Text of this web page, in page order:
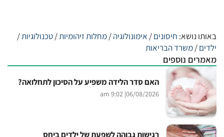
באותו נושא: חיסונים/ אימונולוגיה/מחלות זיהומיות/טכנולוגיות/
ילדים/משרד הבריאות
מאמרים נוספים
האם סדר הלידה משפיע על הסיכון לתחלואה?
06/08/2026
| 9:02 am
רגישות גבוהה לשפעת של ילדים ביחס